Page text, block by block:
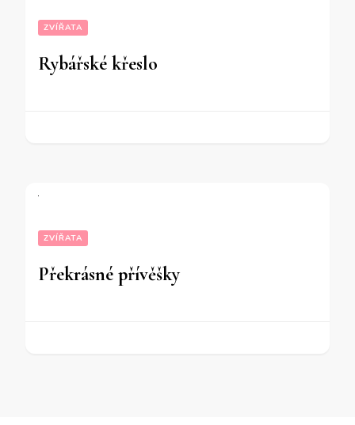
ZVÍŘATA
Rybářské křeslo
ZVÍŘATA
Překrásné přívěšky